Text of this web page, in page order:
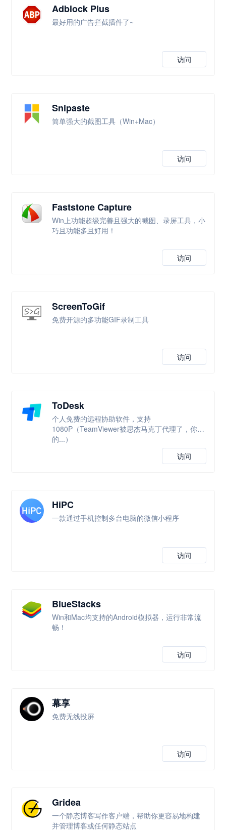
Adblock Plus
最好用的广告拦截插件了~
访问
Snipaste
简单强大的截图工具（Win+Mac）
访问
Faststone Capture
Win上功能超级完善且强大的截图、录屏工具，小
巧且功能多且好用！
访问
ScreenToGif
免费开源的多功能GIF录制工具
访问
ToDesk
个人免费的远程协助软件，支持
1080P（TeamViewer被思杰马克丁代理了，你懂
的...）
访问
HiPC
一款通过手机控制多台电脑的微信小程序
访问
BlueStacks
Win和Mac均支持的Android模拟器，运行非常流
畅！
访问
幕享
免费无线投屏
访问
Gridea
一个静态博客写作客户端，帮助你更容易地构建
并管理博客或任何静态站点